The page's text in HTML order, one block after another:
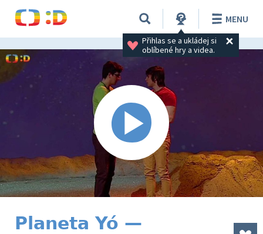
Přihlas se a ukládej si
oblíbené hry a videa.
MENU
Planeta Yó —